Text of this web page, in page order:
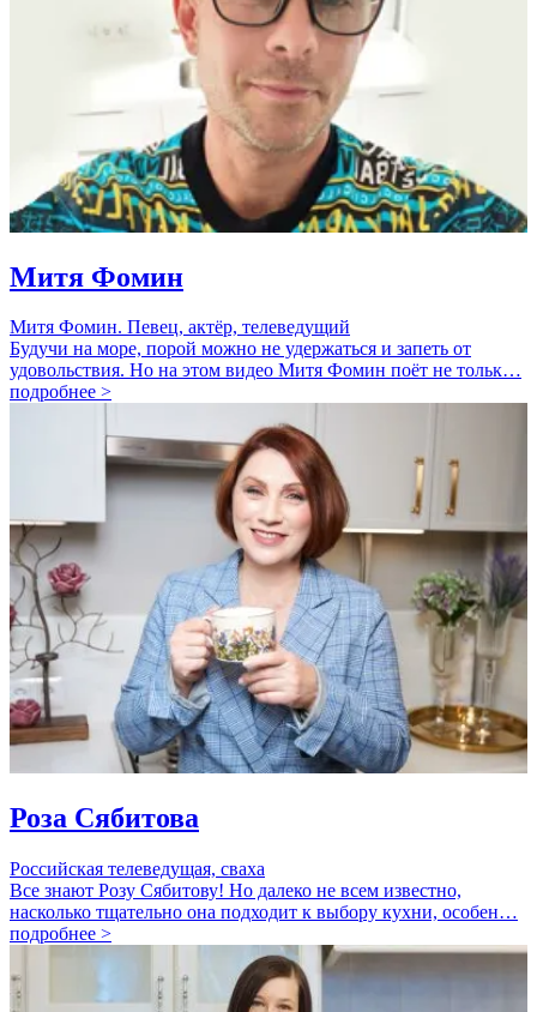
Митя Фомин
Митя Фомин. Певец, актёр, телеведущий
Будучи на море, порой можно не удержаться и запеть от
удовольствия. Но на этом видео Митя Фомин поёт не тольк…
подробнее >
Роза Сябитова
Российская телеведущая, сваха
Все знают Розу Сябитову! Но далеко не всем известно,
насколько тщательно она подходит к выбору кухни, особен…
подробнее >